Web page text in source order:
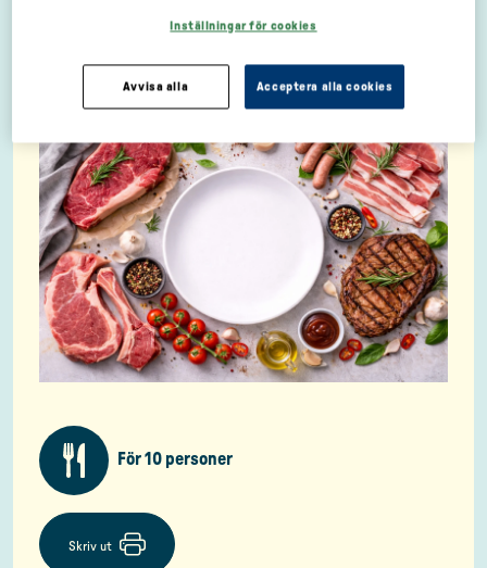
färskpotatis
För 10 personer
Skriv ut
Inställningar för cookies
Avvisa alla Acceptera alla cookies